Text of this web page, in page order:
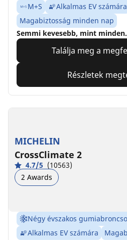
M+S
Alkalmas EV számára
Magabiztosság minden nap
Semmi kevesebb, mint minden.
Találja meg a
Részletek
MICHELIN
CrossClimate 2
4.7/5 (10563)
2 Awards
Négy évszakos
Alkalmas EV számára